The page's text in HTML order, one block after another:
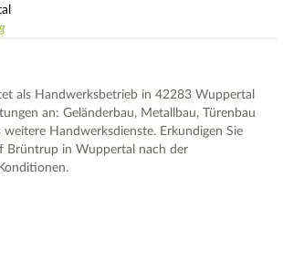
als Handwerksbetrieb in 42283 Wuppertal
an: Geländerbau, Metallbau, Türenbau
weitere Handwerksdienste. Erkundigen Sie
Brüntrup in Wuppertal nach der